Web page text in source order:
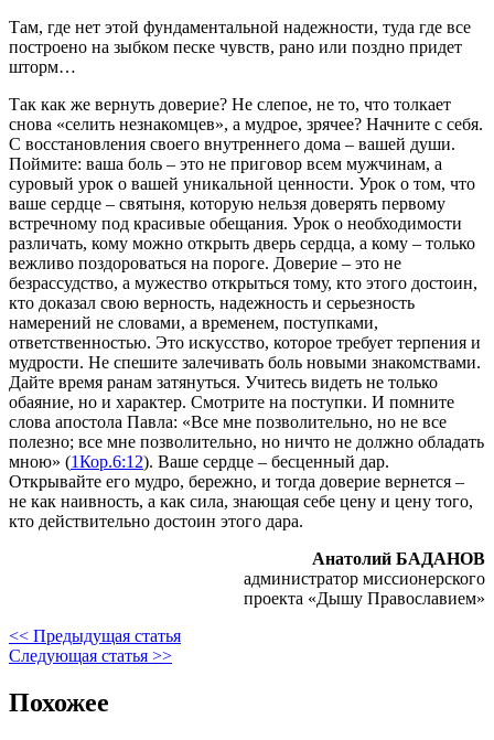
Там, где нет этой фундаментальной надежности, туда где все
построено на зыбком песке чувств, рано или поздно придет
шторм…
Так как же вернуть доверие? Не слепое, не то, что толкает
снова «селить незнакомцев», а мудрое, зрячее? Начните с себя.
С восстановления своего внутреннего дома – вашей души.
Поймите: ваша боль – это не приговор всем мужчинам, а
суровый урок о вашей уникальной ценности. Урок о том, что
ваше сердце – святыня, которую нельзя доверять первому
встречному под красивые обещания. Урок о необходимости
различать, кому можно открыть дверь сердца, а кому – только
вежливо поздороваться на пороге. Доверие – это не
безрассудство, а мужество открыться тому, кто этого достоин,
кто доказал свою верность, надежность и серьезность
намерений не словами, а временем, поступками,
ответственностью. Это искусство, которое требует терпения и
мудрости. Не спешите залечивать боль новыми знакомствами.
Дайте время ранам затянуться. Учитесь видеть не только
обаяние, но и характер. Смотрите на поступки. И помните
слова апостола Павла: «Все мне позволительно, но не все
полезно; все мне позволительно, но ничто не должно обладать
мною» (1Кор.6:12). Ваше сердце – бесценный дар.
Открывайте его мудро, бережно, и тогда доверие вернется –
не как наивность, а как сила, знающая себе цену и цену того,
кто действительно достоин этого дара.
Анатолий БАДАНОВ
администратор миссионерского
проекта «Дышу Православием»
<< Предыдущая статья
Следующая статья >>
Похожее